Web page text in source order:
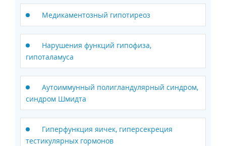
Медикаментозный гипотиреоз
Нарушения функций гипофиза,
гипоталамуса
Аутоиммунный полигландулярный синдром,
синдром Шмидта
Гиперфункция яичек, гиперсекреция
тестикулярных гормонов